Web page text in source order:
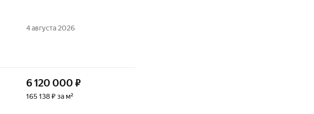
4 августа 2026
6 120 000 ₽
165 138 ₽ за м²